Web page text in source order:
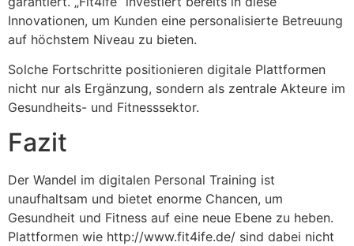
Innovationen, um Kunden eine personalisierte Betreuung
auf höchstem Niveau zu bieten.
Solche Fortschritte positionieren digitale Plattformen
nicht nur als Ergänzung, sondern als zentrale Akteure im
Gesundheits- und Fitnesssektor.
Fazit
Der Wandel im digitalen Personal Training ist
unaufhaltsam und bietet enorme Chancen, um
Gesundheit und Fitness auf eine neue Ebene zu heben.
Plattformen wie http://www.fit4ife.de/ sind dabei nicht